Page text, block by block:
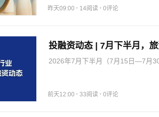
共同提升，首旅酒…
昨天09:00 · 14阅读 · 0评论
投融资动态 | 7月下半月，
2026年7月下半月（7月15日—7月
市公司…
前天12:00 · 33阅读 · 0评论